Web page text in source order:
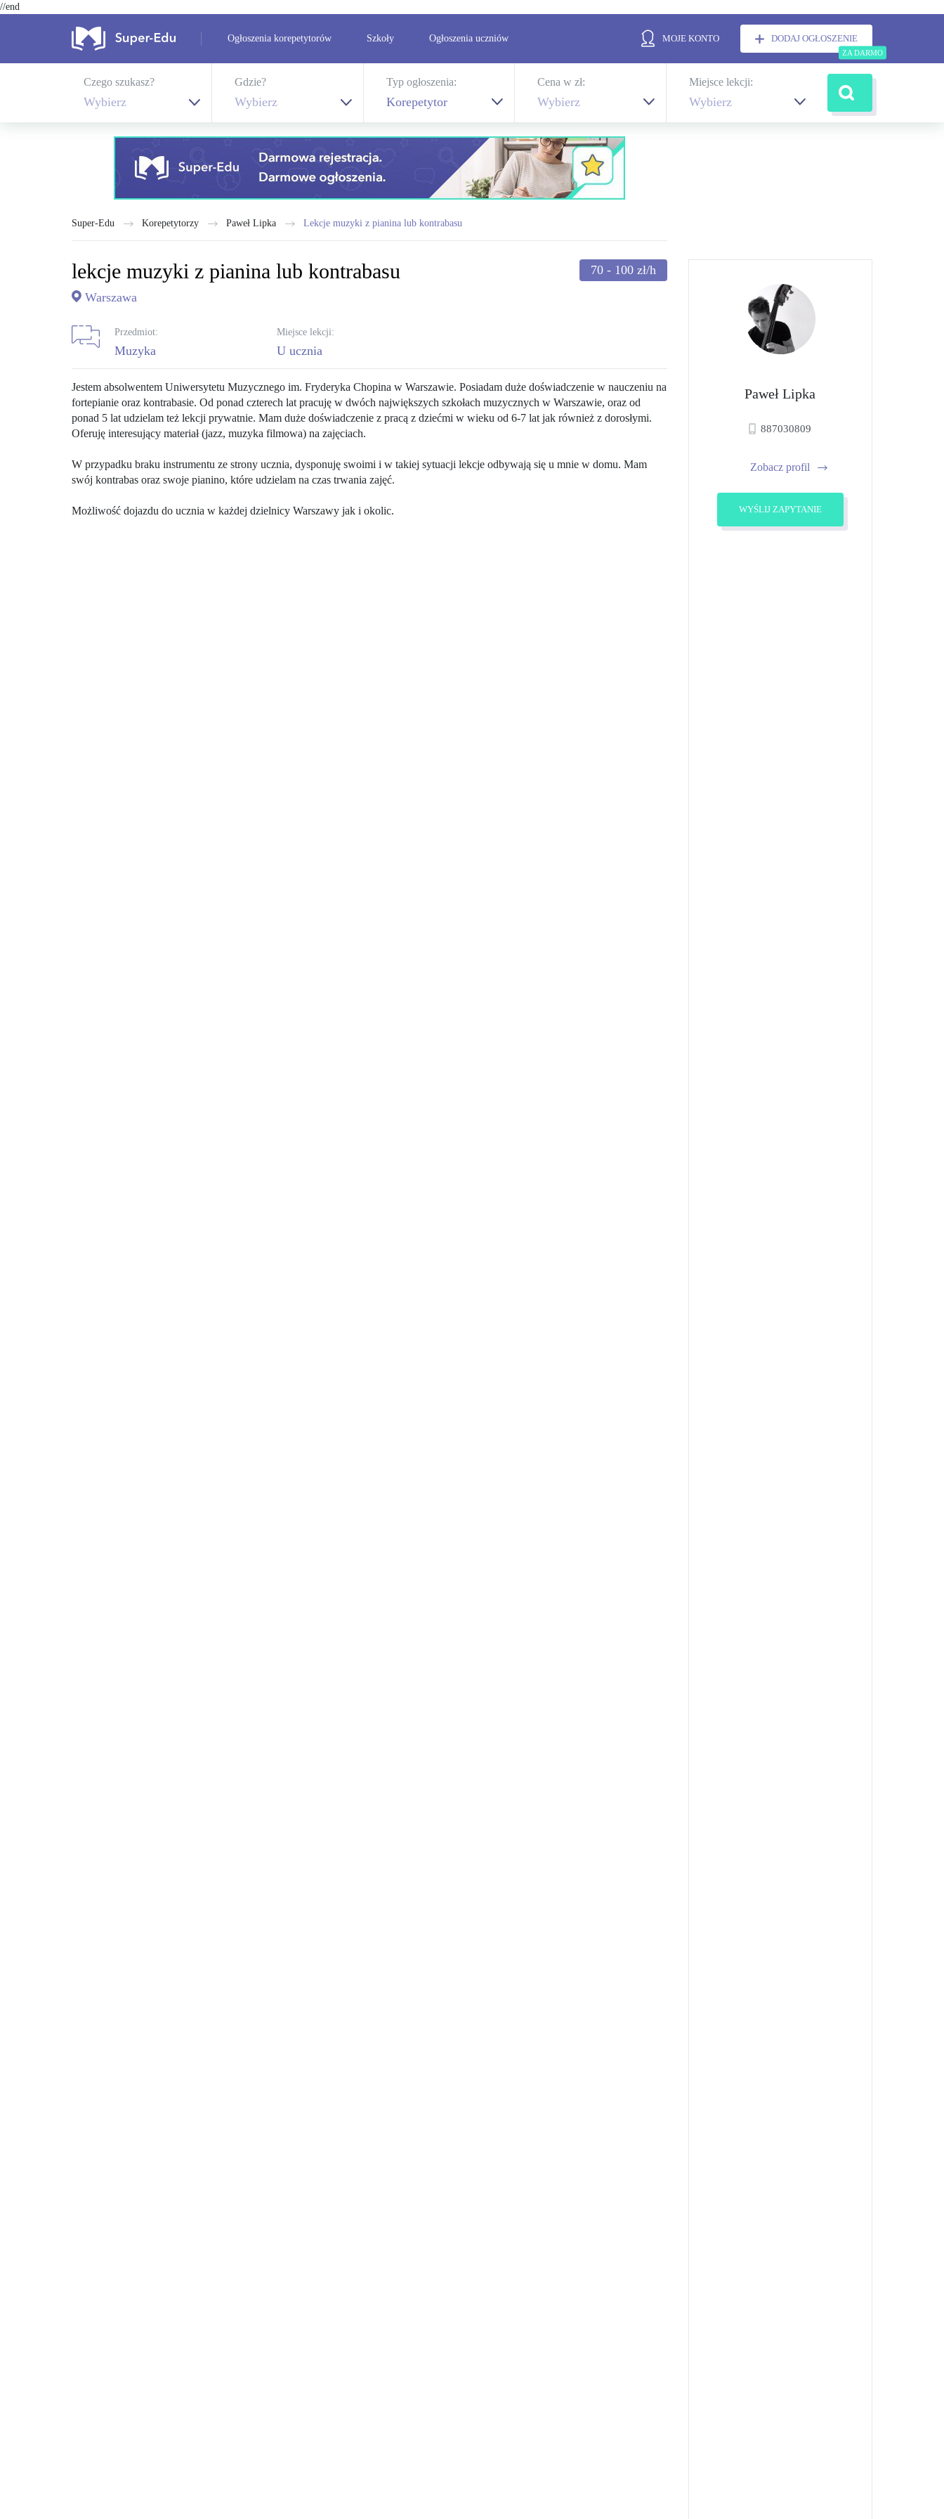
//end
Ogłoszenia korepetytorów Szkoły Ogłoszenia uczniów MOJE KONTO DODAJ OGŁOSZENIE
Czego szukasz?
Wybierz
Gdzie?
Wybierz
Typ ogłoszenia:
Korepetytor
Cena w zł:
Wybierz
Miejsce lekcji:
Wybierz
Super-Edu Korepetytorzy Paweł Lipka lekcje muzyki z pianina lub kontrabasu
lekcje muzyki z pianina lub kontrabasu
Warszawa
70 - 100 zł/h
Przedmiot:
muzyka
Miejsce lekcji:
U ucznia
Jestem absolwentem Uniwersytetu Muzycznego im. Fryderyka Chopina w Warszawie. Posiadam duże doświadczenie w nauczeniu na
fortepianie oraz kontrabasie. Od ponad czterech lat pracuję w dwóch największych szkołach muzycznych w Warszawie, oraz od
ponad 5 lat udzielam też lekcji prywatnie. Mam duże doświadczenie z pracą z dziećmi w wieku od 6-7 lat jak również z dorosłymi.
Oferuję interesujący materiał (jazz, muzyka filmowa) na zajęciach.
W przypadku braku instrumentu ze strony ucznia, dysponuję swoimi i w takiej sytuacji lekcje odbywają się u mnie w domu. Mam
swój kontrabas oraz swoje pianino, które udzielam na czas trwania zajęć.
Możliwość dojazdu do ucznia w każdej dzielnicy Warszawy jak i okolic.
Paweł Lipka
887030809
Zobacz profil
WYŚLIJ ZAPYTANIE